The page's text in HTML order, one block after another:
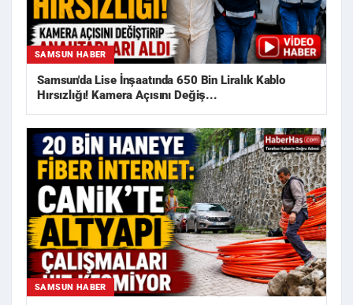
SAMSUN HABER
Samsun'da Lise İnşaatında 650 Bin Liralık Kablo
Hırsızlığı! Kamera Açısını Değiş...
SAMSUN HABER